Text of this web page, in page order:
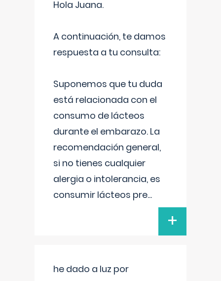
Hola Juana.
A continuación, te damos
respuesta a tu consulta:
Suponemos que tu duda
está relacionada con el
consumo de lácteos
durante el embarazo. La
recomendación general,
si no tienes cualquier
alergia o intolerancia, es
consumir lácteos pre...
+
he dado a luz por